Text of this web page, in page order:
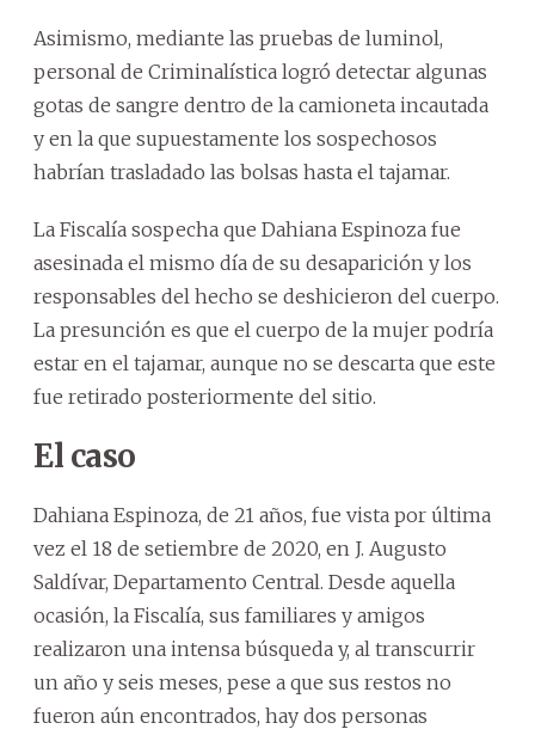
Asimismo, mediante las pruebas de luminol,
personal de Criminalística logró detectar algunas
gotas de sangre dentro de la camioneta incautada
y en la que supuestamente los sospechosos
habrían trasladado las bolsas hasta el tajamar.
La Fiscalía sospecha que Dahiana Espinoza fue
asesinada el mismo día de su desaparición y los
responsables del hecho se deshicieron del cuerpo.
La presunción es que el cuerpo de la mujer podría
estar en el tajamar, aunque no se descarta que este
fue retirado posteriormente del sitio.
El caso
Dahiana Espinoza, de 21 años, fue vista por última
vez el 18 de setiembre de 2020, en J. Augusto
Saldívar, Departamento Central. Desde aquella
ocasión, la Fiscalía, sus familiares y amigos
realizaron una intensa búsqueda y, al transcurrir
un año y seis meses, pese a que sus restos no
fueron aún encontrados, hay dos personas